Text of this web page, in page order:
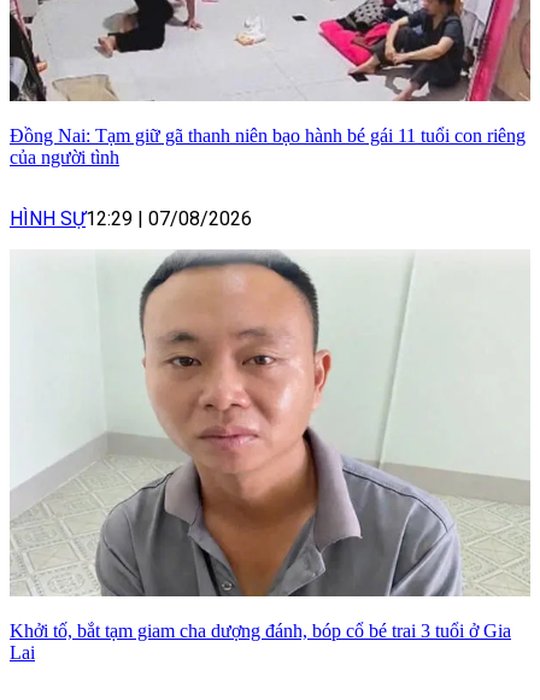
Đồng Nai: Tạm giữ gã thanh niên bạo hành bé gái 11 tuổi con riêng
của người tình
HÌNH SỰ12:29 | 07/08/2026
Khởi tố, bắt tạm giam cha dượng đánh, bóp cổ bé trai 3 tuổi ở Gia
Lai